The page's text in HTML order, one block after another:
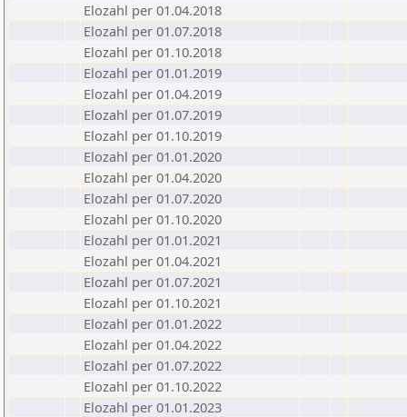
Elozahl per 01.04.2018
Elozahl per 01.07.2018
Elozahl per 01.10.2018
Elozahl per 01.01.2019
Elozahl per 01.04.2019
Elozahl per 01.07.2019
Elozahl per 01.10.2019
Elozahl per 01.01.2020
Elozahl per 01.04.2020
Elozahl per 01.07.2020
Elozahl per 01.10.2020
Elozahl per 01.01.2021
Elozahl per 01.04.2021
Elozahl per 01.07.2021
Elozahl per 01.10.2021
Elozahl per 01.01.2022
Elozahl per 01.04.2022
Elozahl per 01.07.2022
Elozahl per 01.10.2022
Elozahl per 01.01.2023